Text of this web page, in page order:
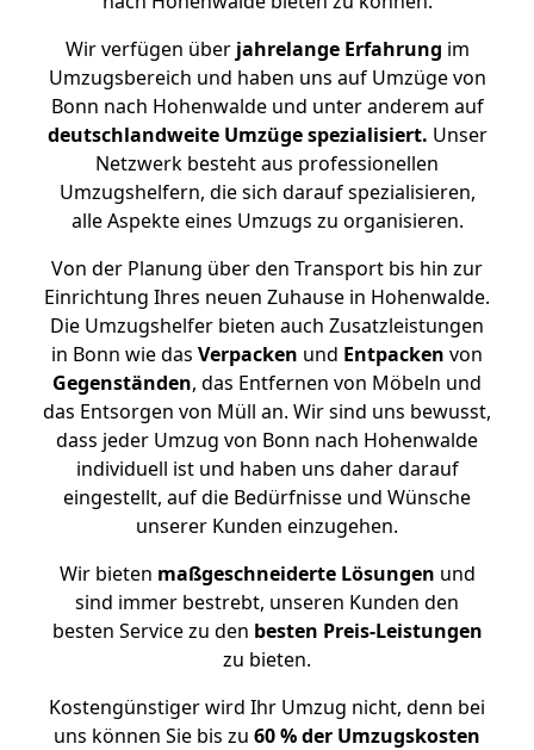
Wir verfügen überjahrelange Erfahrung im
Umzugsbereich und haben uns auf Umzüge von
Bonn nach Hohenwalde und unter anderem auf
deutschlandweite Umzüge spezialisiert. Unser
Netzwerk besteht aus professionellen
Umzugshelfern, die sich darauf spezialisieren,
alle Aspekte eines Umzugs zu organisieren.
Von der Planung über den Transport bis hin zur
Einrichtung Ihres neuen Zuhause in Hohenwalde.
Die Umzugshelfer bieten auch Zusatzleistungen
in Bonn wie das Verpacken und Entpacken von
Gegenständen, das Entfernen von Möbeln und
das Entsorgen von Müll an. Wir sind uns bewusst,
dass jeder Umzug von Bonn nach Hohenwalde
individuell ist und haben uns daher darauf
eingestellt, auf die Bedürfnisse und Wünsche
unserer Kunden einzugehen.
Wir bieten maßgeschneiderte Lösungen und
sind immer bestrebt, unseren Kunden den
besten Service zu den besten Preis-Leistungen
zu bieten.
Kostengünstiger wird Ihr Umzug nicht, denn bei
uns können Sie bis zu 60 % der Umzugskosten